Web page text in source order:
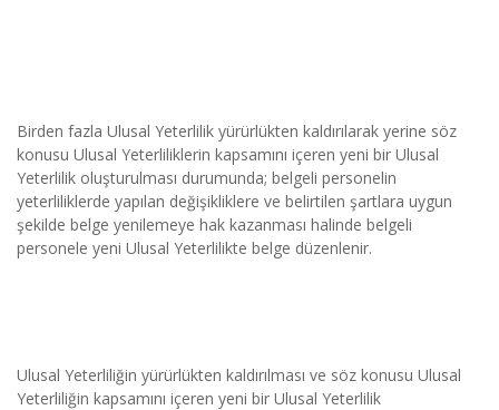
Birden fazla Ulusal Yeterlilik yürürlükten kaldırılarak yerine söz
konusu Ulusal Yeterliliklerin kapsamını içeren yeni bir Ulusal
Yeterlilik oluşturulması durumunda; belgeli personelin
yeterliliklerde yapılan değişikliklere ve belirtilen şartlara uygun
şekilde belge yenilemeye hak kazanması halinde belgeli
personele yeni Ulusal Yeterlilikte belge düzenlenir.
Ulusal Yeterliliğin yürürlükten kaldırılması ve söz konusu Ulusal
Yeterliliğin kapsamını içeren yeni bir Ulusal Yeterlilik